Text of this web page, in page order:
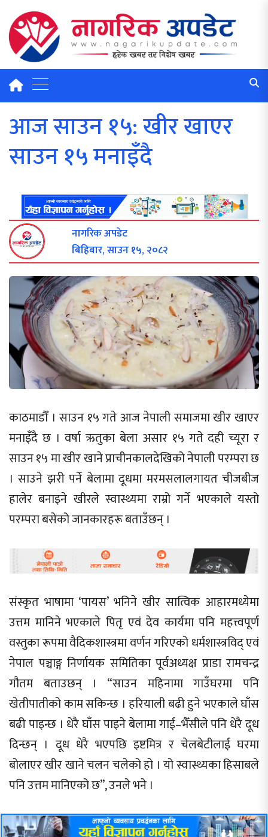
आज साउन १५: खीर खाएर
साउन १५ मनाइँदै
नागरिक अपडेट
बिहिबार, साउन १५, २०८२
काठमाडौँ । साउन १५ गते आज नेपाली समाजमा खीर खाएर
मनाइँदै छ । वर्षा ऋतुका बेला असार १५ गते दही च्यूरा र
साउन १५ मा खीर खाने प्राचीनकालदेखिको नेपाली परम्परा छ
। साउने झरी पर्ने बेलामा दूधमा मरमसलालगायत चीजबीज
हालेर बनाइने खीरले स्वास्थ्यमा राम्रो गर्ने भएकाले यस्तो
परम्परा बसेको जानकारहरू बताउँछन् ।
संस्कृत भाषामा ‘पायस’ भनिने खीर सात्विक आहारमध्येमा
उत्तम मानिने भएकाले पितृ एवं देव कार्यमा पनि महत्त्वपूर्ण
वस्तुका रूपमा वैदिकशास्त्रमा वर्णन गरिएको धर्मशास्त्रविद् एवं
नेपाल पञ्चाङ्ग निर्णायक समितिका पूर्वअध्यक्ष प्राडा रामचन्द्र
गौतम बताउछन् । “साउन महिनामा गाउँघरमा पनि
खेतीपातीको काम सकिन्छ । हरियाली बढी हुने भएकाले घाँस
बढी पाइन्छ । धेरै घाँस पाइने बेलामा गाई–भैँसीले पनि धेरै दूध
दिन्छन् । दूध धेरै भएपछि इष्टमित्र र चेलबेटीलाई घरमा
बोलाएर खीर खाने चलन चलेको हो । यो स्वास्थ्यका हिसाबले
पनि उत्तम मानिएको छ”, उनले भने ।